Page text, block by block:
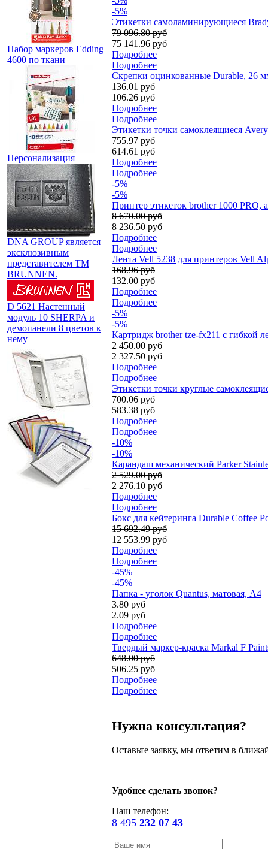
Набор маркеров Edding
4600 по ткани
Персонализация
DNA GROUP является
эксклюзивным
представителем TM
BRUNNEN.
D 5621 Настенный
модуль 10 SHERPA и
демопанели 8 цветов к
нему
-5%
Этикетки самоламинирующиеся
79 096.80 руб
75 141.96 руб
Подробнее
Подробнее
Скрепки оцинкованные Durable, 26
136.01 руб
106.26 руб
Подробнее
Подробнее
Этикетки точки самоклеящиеся
755.97 руб
614.61 руб
Подробнее
Подробнее
-5%
-5%
Принтер этикеток brother 1000 PRO,
8 670.00 руб
8 236.50 руб
Подробнее
Подробнее
Лента Vell 5238 для принтеров Vell
168.96 руб
132.00 руб
Подробнее
Подробнее
-5%
-5%
Картридж brother tze-fx211 с гибкой
2 450.00 руб
2 327.50 руб
Подробнее
Подробнее
Этикетки точки круглые
700.06 руб
583.38 руб
Подробнее
Подробнее
-10%
-10%
Карандаш механический Parker
2 529.00 руб
2 276.10 руб
Подробнее
Подробнее
Бокс для кейтеринга Durable Coffee
15 692.49 руб
12 553.99 руб
Подробнее
Подробнее
-45%
-45%
Папка - уголок Quantus, матовая, А4
3.80 руб
2.09 руб
Подробнее
Подробнее
Твердый маркер-краска Markal F
648.00 руб
506.25 руб
Подробнее
Подробнее
Нужна консультация?
Оставьте заявку, мы ответим в
Удобнее сделать звонок?
Наш телефон:
8 495 232 07 43